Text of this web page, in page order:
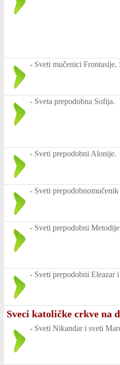
- Sveti mučenici
- Sveta prepodobna Sofija.
- Sveti prepodobni Alonije.
- Sveti prepodobnomučenik
- Sveti prepodobni
- Sveti prepodobni Eleazar
Sveci katoličke crkve na
- Sveti Nikandar i sveti